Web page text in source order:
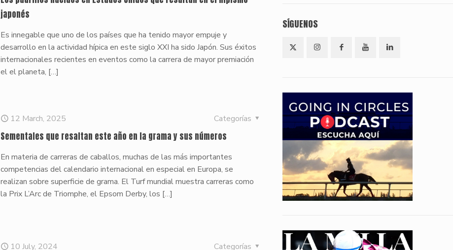
japonés
Es innegable que uno de los países que ha tenido mayor empuje y
desarrollo en la actividad hípica en este siglo XXI ha sido Japón. Sus éxitos
internacionales recientes en eventos como la carrera de mayor premiación
el el planeta, […]
12 March, 2025 Categorías
Sementales que resaltan este año en la grama y sus números
En materia de carreras de caballos, muchas de las más importantes
competencias del calendario internacional en especial en Europa, se
realizan sobre superficie de grama. El Turf mundial muestra carreras como
la Prix L’Arc de Triomphe, el Epsom Derby, los […]
10 July, 2024 Categorías
SÍGUENOS